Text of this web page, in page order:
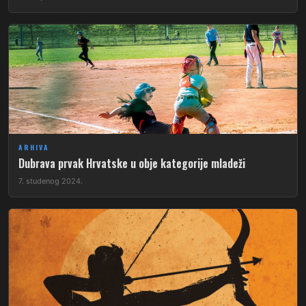
ARHIVA
Dubrava prvak Hrvatske u obje kategorije mladeži
7. studenog 2024.